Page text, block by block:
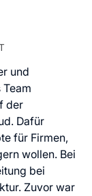
und
der
Dafür
für Firmen,
wollen. Bei
bei
Zuvor war